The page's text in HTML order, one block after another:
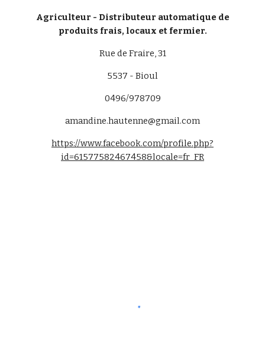
Agriculteur - Distributeur automatique de
produits frais, locaux et fermier.
Rue de Fraire, 31
5537 - Bioul
0496/978709
amandine.hautenne@gmail.com
https://www.facebook.com/profile.php?
id=61577582467458&locale=fr_FR